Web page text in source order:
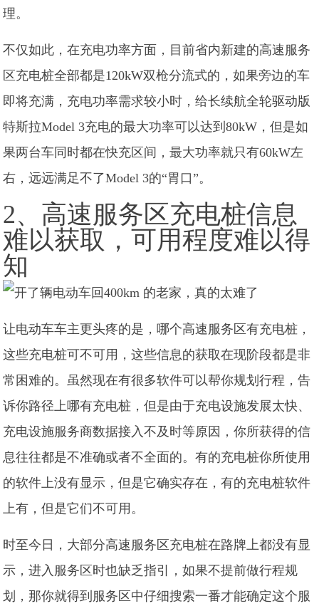
理。
不仅如此，在充电功率方面，目前省内新建的高速服务
区充电桩全部都是120kW双枪分流式的，如果旁边的车
即将充满，充电功率需求较小时，给长续航全轮驱动版
特斯拉Model 3充电的最大功率可以达到80kW，但是如
果两台车同时都在快充区间，最大功率就只有60kW左
右，远远满足不了Model 3的“胃口”。
2、高速服务区充电桩信息
难以获取，可用程度难以得
知
让电动车车主更头疼的是，哪个高速服务区有充电桩，
这些充电桩可不可用，这些信息的获取在现阶段都是非
常困难的。虽然现在有很多软件可以帮你规划行程，告
诉你路径上哪有充电桩，但是由于充电设施发展太快、
充电设施服务商数据接入不及时等原因，你所获得的信
息往往都是不准确或者不全面的。有的充电桩你所使用
的软件上没有显示，但是它确实存在，有的充电桩软件
上有，但是它们不可用。
时至今日，大部分高速服务区充电桩在路牌上都没有显
示，进入服务区时也缺乏指引，如果不提前做行程规
划，那你就得到服务区中仔细搜索一番才能确定这个服